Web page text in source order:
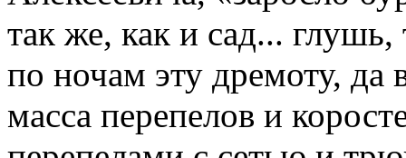
так же, как и сад...
по ночам эту дремоту, да
масса перепелов и